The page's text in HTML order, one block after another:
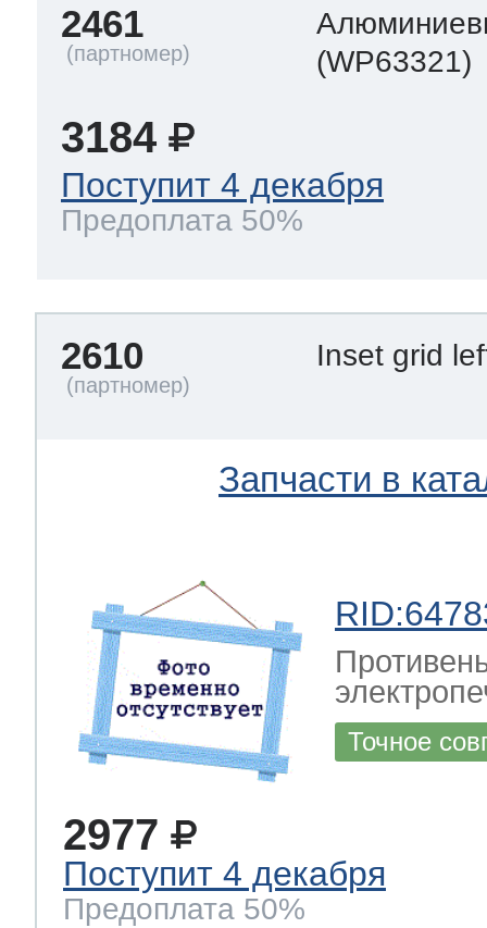
2461
(WP63321)
3184
Поступит 4 декабря
Предоплата 50%
2610 Inset grid
Запчасти в
Точное
2977
Поступит 4 декабря
Предоплата 50%